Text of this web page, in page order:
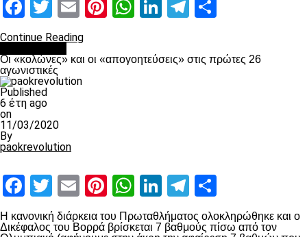
Facebook
Twitter
EmailPinterest
WhatsApp
LinkedInTelegram
Continue Reading
Οι «κολώνες» και οι «απογοητεύσεις» στις πρώτες 26
αγωνιστικές
Published
6 έτη ago
on
11/03/2020
By
paokrevolution
Facebook
Twitter
EmailPinterest
WhatsApp
LinkedIn
Telegram
Η κανονική διάρκεια του Πρωταθλήματος ολοκληρώθηκε και ο
Δικέφαλος του Βορρά βρίσκεται 7 βαθμούς πίσω από τον